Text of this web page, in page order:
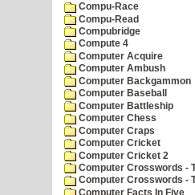
Compu-Race
Compu-Read
Compubridge
Compute 4
Computer Acquire
Computer Ambush
Computer Backgammon
Computer Baseball
Computer Battleship
Computer Chess
Computer Craps
Computer Cricket
Computer Cricket 2
Computer Crosswords -
Computer Crosswords -
Computer Facts In Five